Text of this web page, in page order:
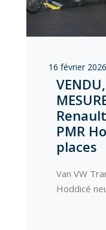
16 février 2026
PMR
places
Van VW
Hoddicé